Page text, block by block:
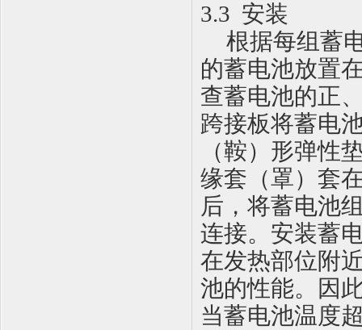
3.3 安装
根据每组蓄
的蓄电池放置
查蓄电池的正
跨接板将蓄电
（鞍）形弹性
缘套（罩）套
后，将蓄电池
连接。安装蓄
在发热部位附
池的性能。
因
当蓄电池温度